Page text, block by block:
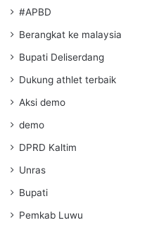
#APBD
Berangkat ke malaysia
Bupati Deliserdang
Dukung athlet terbaik
Aksi demo
demo
DPRD Kaltim
Unras
Bupati
Pemkab Luwu